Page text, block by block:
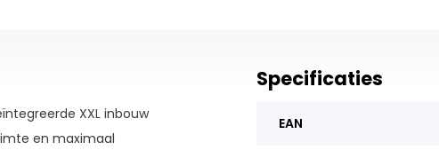
XXL inbouw
en maximaal
Specificaties
EAN